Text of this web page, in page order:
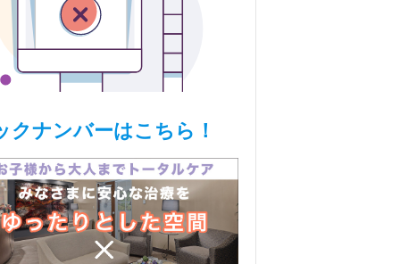
クナンバーはこちら！